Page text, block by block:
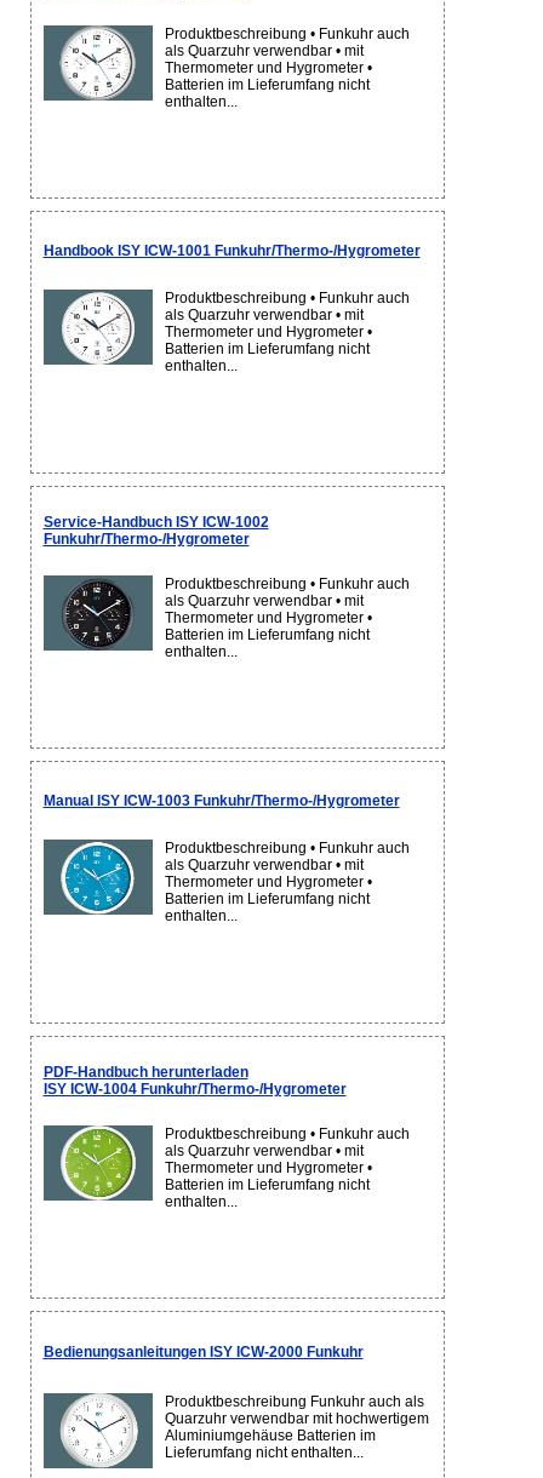
Produktbeschreibung • Funkuhr auch
als Quarzuhr verwendbar • mit
Thermometer und Hygrometer •
Batterien im Lieferumfang nicht
enthalten...
Handbook ISY ICW-1001 Funkuhr/Thermo-/Hygrometer
Produktbeschreibung • Funkuhr auch
als Quarzuhr verwendbar • mit
Thermometer und Hygrometer •
Batterien im Lieferumfang nicht
enthalten...
Service-Handbuch ISY ICW-1002
Funkuhr/Thermo-/Hygrometer
Produktbeschreibung • Funkuhr auch
als Quarzuhr verwendbar • mit
Thermometer und Hygrometer •
Batterien im Lieferumfang nicht
enthalten...
Manual ISY ICW-1003 Funkuhr/Thermo-/Hygrometer
Produktbeschreibung • Funkuhr auch
als Quarzuhr verwendbar • mit
Thermometer und Hygrometer •
Batterien im Lieferumfang nicht
enthalten...
PDF-Handbuch herunterladen
ISY ICW-1004 Funkuhr/Thermo-/Hygrometer
Produktbeschreibung • Funkuhr auch
als Quarzuhr verwendbar • mit
Thermometer und Hygrometer •
Batterien im Lieferumfang nicht
enthalten...
Bedienungsanleitungen ISY ICW-2000 Funkuhr
Produktbeschreibung Funkuhr auch als
Quarzuhr verwendbar mit hochwertigem
Aluminiumgehäuse Batterien im
Lieferumfang nicht enthalten...